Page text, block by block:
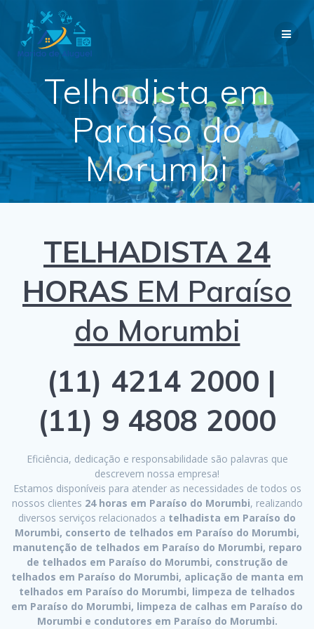
Telhadista em
Paraíso do
Morumbi
TELHADISTA 24
HORAS EM Paraíso
do Morumbi
(11) 4214 2000 |
(11) 9 4808 2000
Eficiência, dedicação e responsabilidade são palavras que
descrevem nossa empresa!
Estamos disponíveis para atender as necessidades de todos os
nossos clientes 24 horas em Paraíso do Morumbi, realizando
diversos serviços relacionados a telhadista em Paraíso do
Morumbi, conserto de telhados em Paraíso do Morumbi,
manutenção de telhados em Paraíso do Morumbi, reparo
de telhados em Paraíso do Morumbi, construção de
telhados em Paraíso do Morumbi, aplicação de manta em
telhados em Paraíso do Morumbi, limpeza de telhados
em Paraíso do Morumbi, limpeza de calhas em Paraíso do
Morumbi e condutores em Paraíso do Morumbi.